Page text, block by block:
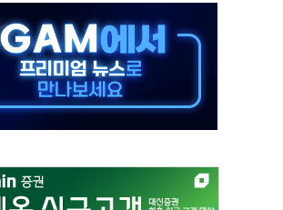
우 피해 없어